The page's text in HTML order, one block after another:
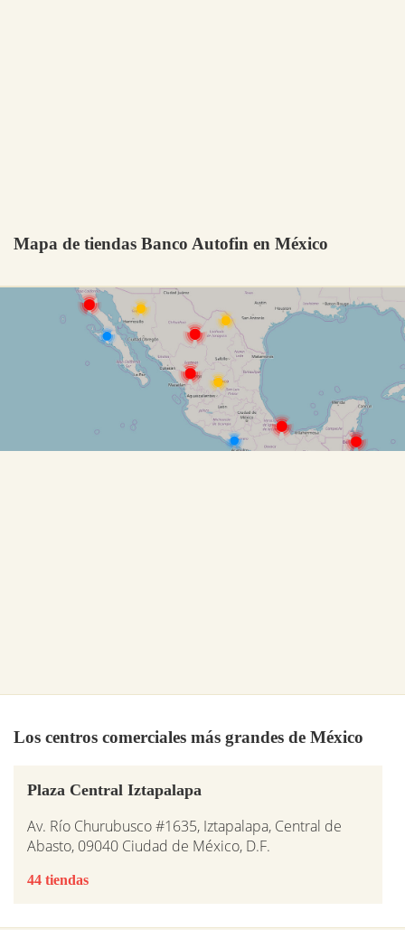
Mapa de tiendas Banco Autofin en México
Los centros comerciales más grandes de México
Plaza Central Iztapalapa
Av. Río Churubusco #1635, Iztapalapa, Central de
Abasto, 09040 Ciudad de México, D.F.
44 tiendas